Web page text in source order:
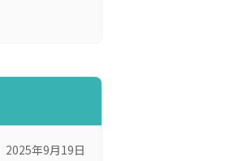
2025年9月19日